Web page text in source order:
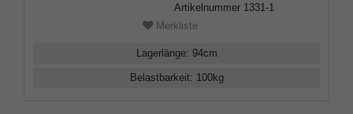
Artikelnummer 1331-1
Merkliste
Lagerlänge: 94cm
Belastbarkeit: 100kg